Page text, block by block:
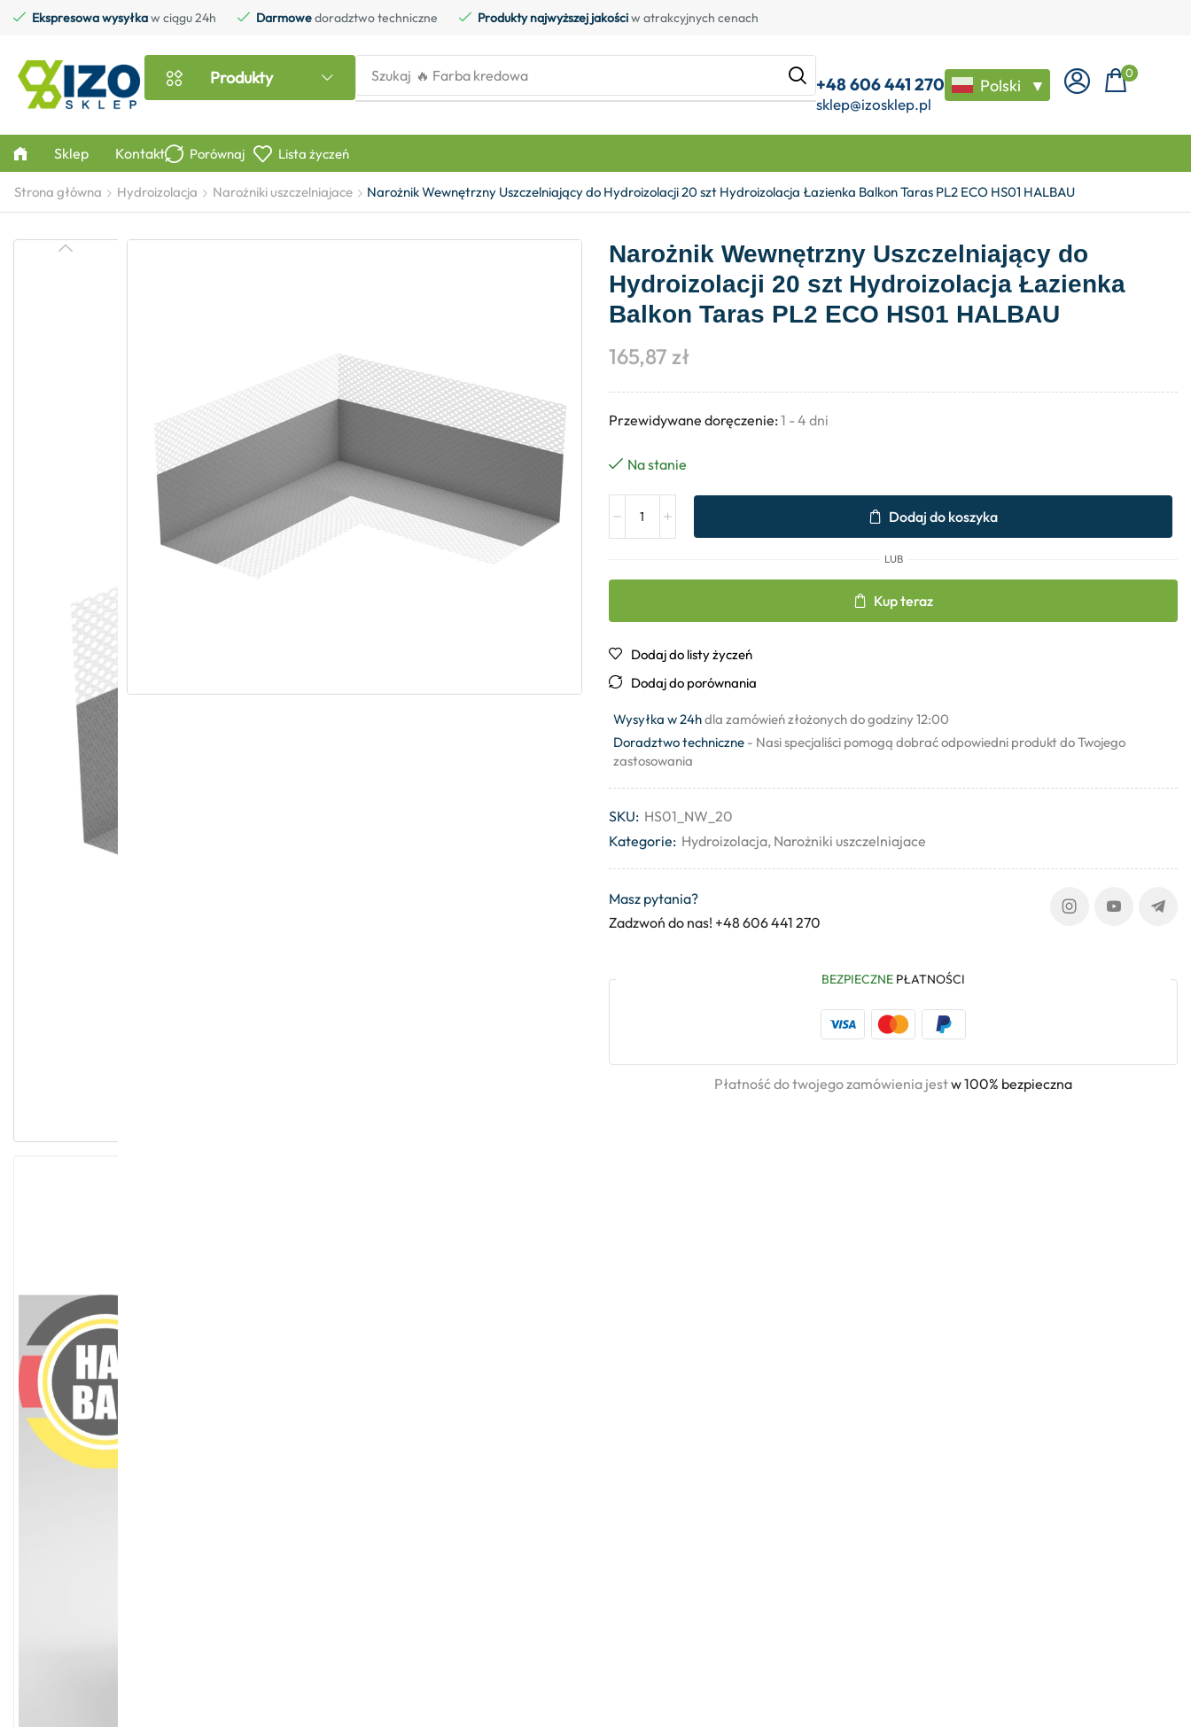
Ekspresowa wysyłkaw ciągu 24h Darmowedoradztwo techniczne Produkty najwyższej jakościw atrakcyjnych cenach
Produkty Szukaj 🔥 Farba kredowa +48 606 441 270
sklep@izosklep.pl
Polski ▼
0
Sklep Kontakt Porównaj Lista życzeń
Strona główna Hydroizolacja Narożniki uszczelniajace Narożnik Wewnętrzny Uszczelniający do Hydroizolacji 20 szt Hydroizolacja Łazienka Balkon Taras PL2 ECO HS01 HALBAU
Narożnik Wewnętrzny Uszczelniający do
Hydroizolacji 20 szt Hydroizolacja Łazienka
Balkon Taras PL2 ECO HS01 HALBAU
165,87 zł
Przewidywane doręczenie: 1 - 4 dni
Na stanie
Dodaj do koszyka
LUB
Kup teraz
Dodaj do listy życzeń
Dodaj do porównania
Wysyłka w 24hdla zamówień złożonych do godziny 12:00
Doradztwo techniczne - Nasi specjaliści pomogą dobrać odpowiedni produkt do Twojego
zastosowania
SKU: HS01_NW_20
Kategorie: Hydroizolacja, Narożniki uszczelniajace
Masz pytania?
Zadzwoń do nas! +48 606 441 270
BEZPIECZNE PŁATNOŚCI
Płatność do twojego zamówienia jestw 100% bezpieczna